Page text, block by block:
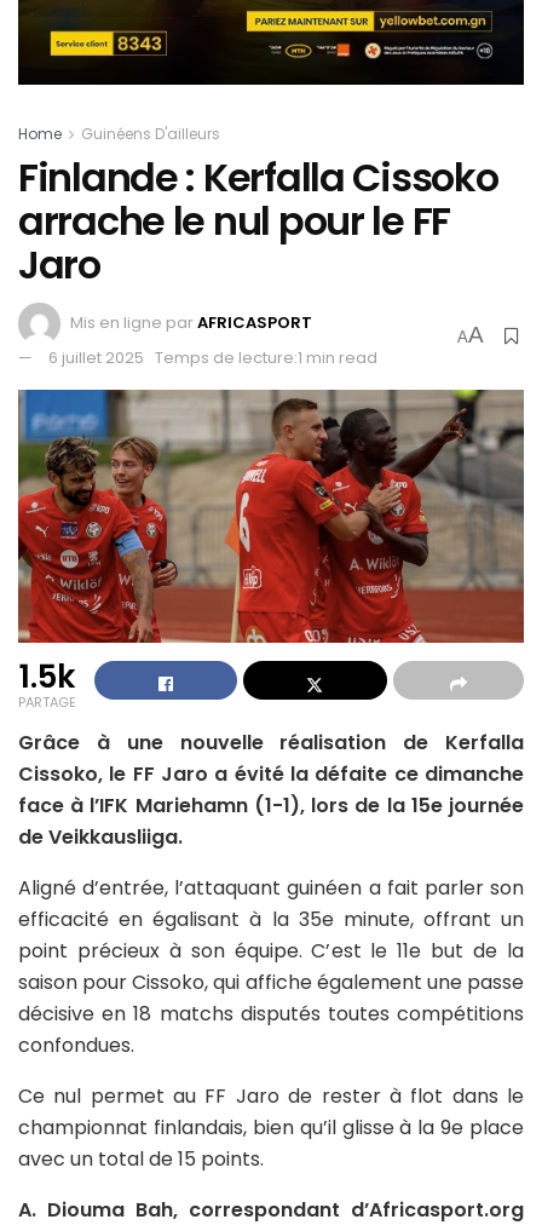
Home Guinéens D'ailleurs
Finlande : Kerfalla Cissoko
arrache le nul pour le FF
Jaro
Mis en ligne parAFRICASPORT
6 juillet 2025 Temps de lecture:1 min read
AA
1.5k
PARTAGE
Grâce à une nouvelle réalisation de Kerfalla
Cissoko, le FF Jaro a évité la défaite ce dimanche
face à l’IFK Mariehamn (1-1), lors de la 15e journée
de Veikkausliiga.
Aligné d’entrée, l’attaquant guinéen a fait parler son
efficacité en égalisant à la 35e minute, offrant un
point précieux à son équipe. C’est le 11e but de la
saison pour Cissoko, qui affiche également une passe
décisive en 18 matchs disputés toutes compétitions
confondues.
Ce nul permet au FF Jaro de rester à flot dans le
championnat finlandais, bien qu’il glisse à la 9e place
avec un total de 15 points.
A. Diouma Bah, correspondant d’Africasport.org